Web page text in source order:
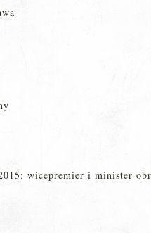
wicepremier i minister